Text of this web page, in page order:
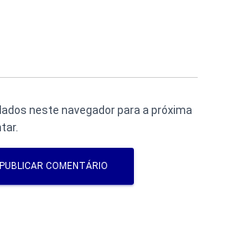
neste navegador para a próxima